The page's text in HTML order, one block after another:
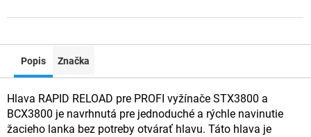
Popis Značka
Hlava RAPID RELOAD pre PROFI vyžínače STX3800 a
BCX3800 je navrhnutá pre jednoduché a rýchle navinutie
žacieho lanka bez potreby otvárať hlavu. Táto hlava je